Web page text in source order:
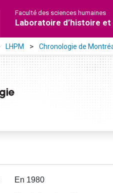
Faculté des sciences humaines
Laboratoire d’histoire
LHPM Chronologie de
En 1980